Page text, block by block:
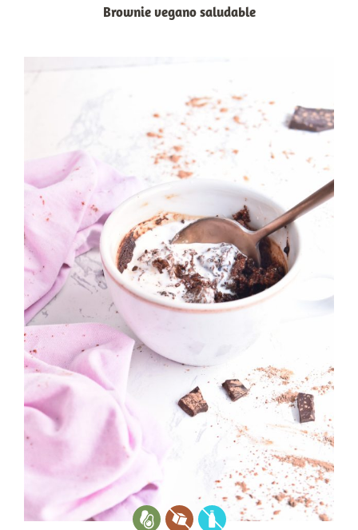
Brownie vegano saludable